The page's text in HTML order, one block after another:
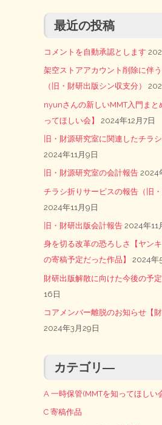
最近の投稿
コメントを自動承認とします
架空ストアアカウント削除に伴
（旧・財研出版シン収支分）
nyunさんの新しいMMT入門まと
ってほしい会】
2024年12月7日
旧・財源研究室に関連したチラ
2024年11月9日
旧・財源研究室の会計報告 2024
チラシ折りサービスの報告（旧・
2024年11月9日
旧・財研出版会計報告 2024年11
身を切る改革の恐ろしさ【ヤン
の寄稿予定だった作品】
2024年
財研出版解散に向けた今後の予定
16日
コアメンバー離脱のお知らせ【財
2024年3月29日
カテゴリ―
A 一時保管(MMTを知ってほしい
C 寄稿作品